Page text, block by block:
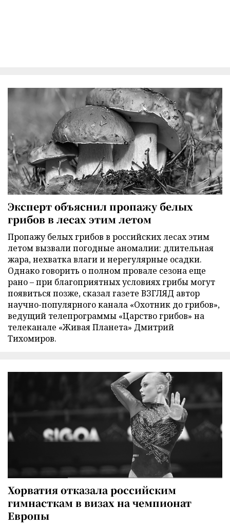
Эксперт объяснил пропажу белых
грибов в лесах этим летом
Пропажу белых грибов в российских лесах этим
летом вызвали погодные аномалии: длительная
жара, нехватка влаги и нерегулярные осадки.
Однако говорить о полном провале сезона еще
рано – при благоприятных условиях грибы могут
появиться позже, сказал газете ВЗГЛЯД автор
научно-популярного канала «Охотник до грибов»,
ведущий телепрограммы «Царство грибов» на
телеканале «Живая Планета» Дмитрий
Тихомиров.
Хорватия отказала российским
гимнасткам в визах на чемпионат
Европы